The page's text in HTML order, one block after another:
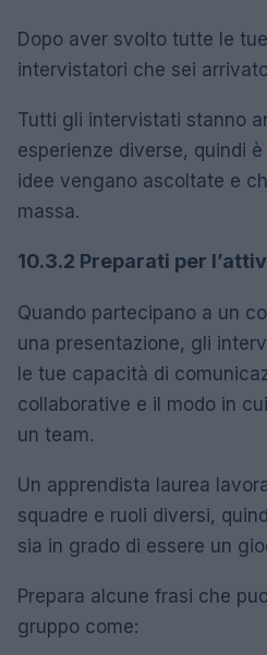
Dopo aver svolto tutte le
intervistatori che sei
Tutti gli intervistati stanno
esperienze diverse, quindi
idee vengano ascoltate e
massa.
10.3.2 Preparati per
Quando partecipano a un
una presentazione, gli
le tue capacità di
collaborative e il modo in
un team.
Un apprendista laurea
squadre e ruoli diversi,
sia in grado di essere un
Prepara alcune frasi che
gruppo come: